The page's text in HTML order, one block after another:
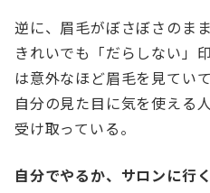
逆に、眉毛がぼさぼさのま
きれいでも「だらしない」
は意外なほど眉毛を見てい
自分の見た目に気を使える
受け取っている。
自分でやるか、サロンに行